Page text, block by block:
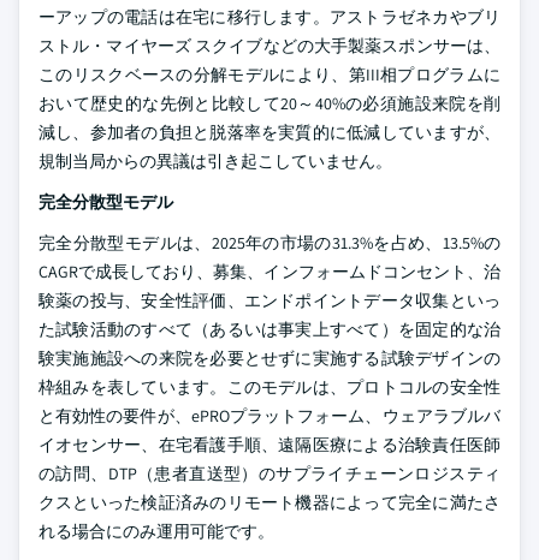
ーアップの電話は在宅に移行します。アストラゼネカやブリ
ストル・マイヤーズ スクイブなどの大手製薬スポンサーは、
このリスクベースの分解モデルにより、第III相プログラムに
おいて歴史的な先例と比較して20～40%の必須施設来院を削
減し、参加者の負担と脱落率を実質的に低減していますが、
規制当局からの異議は引き起こしていません。
完全分散型モデル
完全分散型モデルは、2025年の市場の31.3%を占め、13.5%の
CAGRで成長しており、募集、インフォームドコンセント、治
験薬の投与、安全性評価、エンドポイントデータ収集といっ
た試験活動のすべて（あるいは事実上すべて）を固定的な治
験実施施設への来院を必要とせずに実施する試験デザインの
枠組みを表しています。このモデルは、プロトコルの安全性
と有効性の要件が、ePROプラットフォーム、ウェアラブルバ
イオセンサー、在宅看護手順、遠隔医療による治験責任医師
の訪問、DTP（患者直送型）のサプライチェーンロジスティ
クスといった検証済みのリモート機器によって完全に満たさ
れる場合にのみ運用可能です。